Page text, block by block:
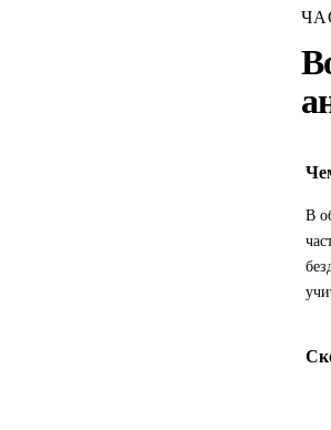
В